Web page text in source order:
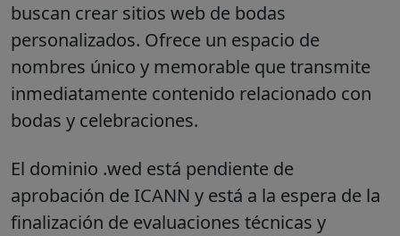
buscan crear sitios web de bodas
personalizados. Ofrece un espacio de
nombres único y memorable que transmite
inmediatamente contenido relacionado con
bodas y celebraciones.
El dominio .wed está pendiente de
aprobación de ICANN y está a la espera de la
finalización de evaluaciones técnicas y